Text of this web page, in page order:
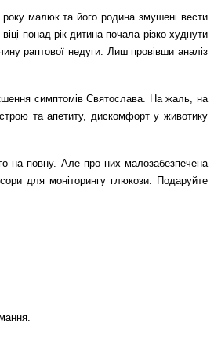
малюк та його родина змушені вести
понад рік дитина почала різко худнути
раптової недуги. Лиш провівши аналіз
симптомів Святослава. На жаль, на
та апетиту, дискомфорт у животику
на повну. Але про них малозабезпечена
для моніторингу глюкози. Подаруйте